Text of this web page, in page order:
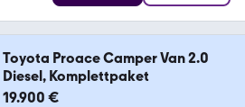
Toyota Proace Camper Van 2.0
Diesel, Komplettpaket
19.900 €